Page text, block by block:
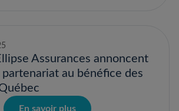
Assurances annoncent
au bénéfice des
En savoir plus